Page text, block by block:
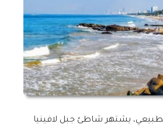
يشتهر شاطئ جبل لافينيا